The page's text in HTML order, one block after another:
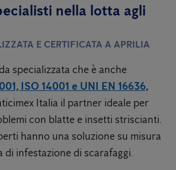
nella lotta agli
E CERTIFICATA A APRILIA
specializzata che è anche
ISO 14001 e UNI EN 16636,
Italia il partner ideale per
con blatte e insetti striscianti.
hanno una soluzione su misura
di infestazione di scarafaggi.